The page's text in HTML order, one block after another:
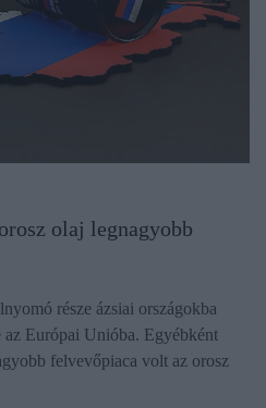
olaj legnagyobb
része ázsiai országokba
Európai Unióba. Egyébként
felvevőpiaca volt az orosz